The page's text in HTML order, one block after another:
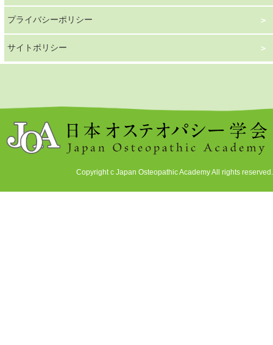
プライバシーポリシー
サイトポリシー
Copyright c Japan Osteopathic Academy All rights reserved.